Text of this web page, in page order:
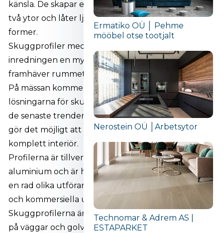
känsla. De skapar ett elegant mellanrum mellan
två ytor och låter ljuset leka med skuggor och
former.
Skuggprofiler med integrerad LED-belysning ger
inredningen en mysig och balanserad känsla och
framhäver rummets arkitektur och designdetaljer.
På mässan kommer vi att visa upp de senaste
lösningarna för skuggprofiler, som representerar
de senaste trenderna inom inredningsdesign och
gör det möjligt att skapa en särskilt ren och
komplett interiör.
Profilerna är tillverkade av högkvalitativt
aluminium och är hållbara, mångsidiga och finns i
en rad olika utföranden som passar både bostäder
och kommersiella utrymmen.
Skuggprofilerna är lämpliga för användning i tak,
på väggar och golv, vilket gör att du kan skapa
Ermatiko OÜ │ Pehme
mööbel otse tootjalt
Nerostein OÜ │Arbetsytor
Technomar & Adrem AS |
ESTAPARKET